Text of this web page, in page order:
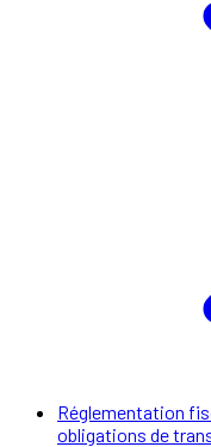
Réglementation
obligations de